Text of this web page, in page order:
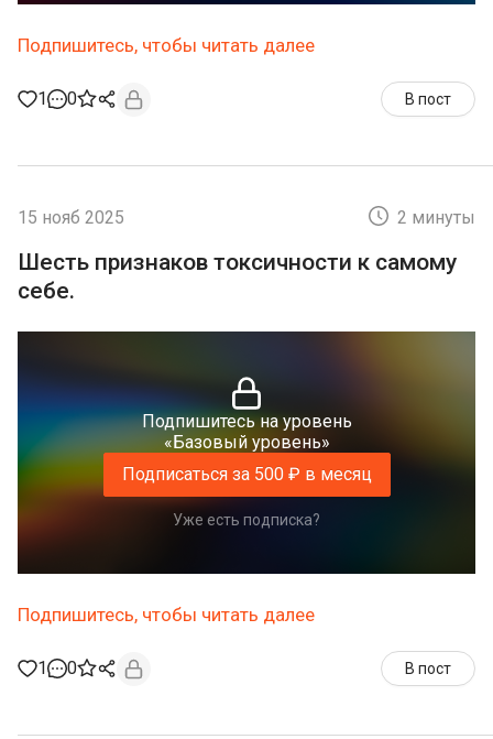
Подпишитесь, чтобы читать далее
1 0 В пост
15 нояб 2025 2 минуты
Шесть признаков токсичности к самому
себе.
Подпишитесь на уровень
«Базовый уровень»
Подписаться за 500 ₽ в месяц
Уже есть подписка?
Подпишитесь, чтобы читать далее
1 0 В пост